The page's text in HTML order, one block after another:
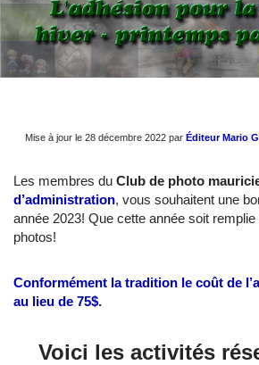
Mise à jour le 28 décembre 2022 par Éditeur Mario
Les membres du Club de photo
d’administration, vous souhaitent une
année 2023! Que cette année soit
photos!
Conformément la tradition le coût de
au lieu de 75$.
Voici les activités